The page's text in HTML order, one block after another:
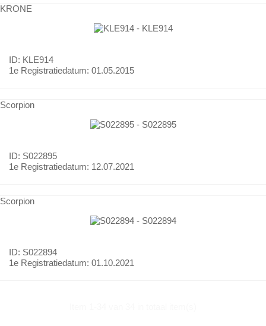
KRONE
ID: KLE914
1e Registratiedatum: 01.05.2015
Scorpion
ID: S022895
1e Registratiedatum: 12.07.2021
Scorpion
ID: S022894
1e Registratiedatum: 01.10.2021